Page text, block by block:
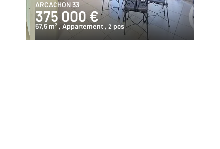
ARCACHON 33
375 000 €
57,5 m2 , Appartement , 2 pcs